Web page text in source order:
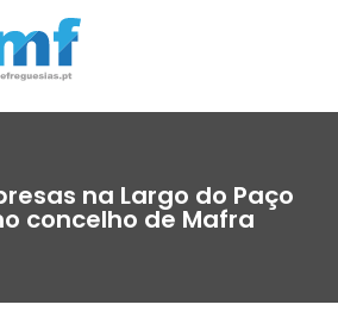
na Largo do Paço
concelho de Mafra